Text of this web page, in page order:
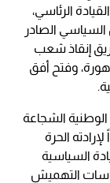
الرئاسي،
السياسي الصادر
إنقاذ شعب
وفتح أفق
الشجاعة
الحرة
السياسية
التهميش